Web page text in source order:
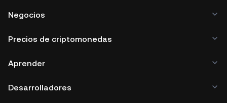
Negocios
Precios de criptomonedas
Aprender
Desarrolladores